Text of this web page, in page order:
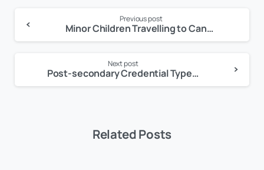
Continue
Reading
Previous post
Minor Children Travelling to Canada 未成年人旅签入境加拿大
Next post
Post-secondary Credential Type – 高等教育学历证书类型
Related Posts